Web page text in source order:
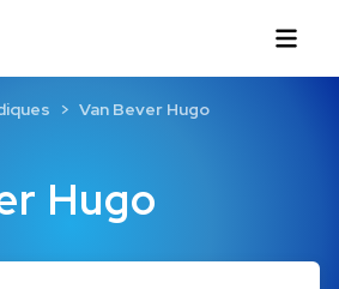
Hugo
Van Bever Hugo